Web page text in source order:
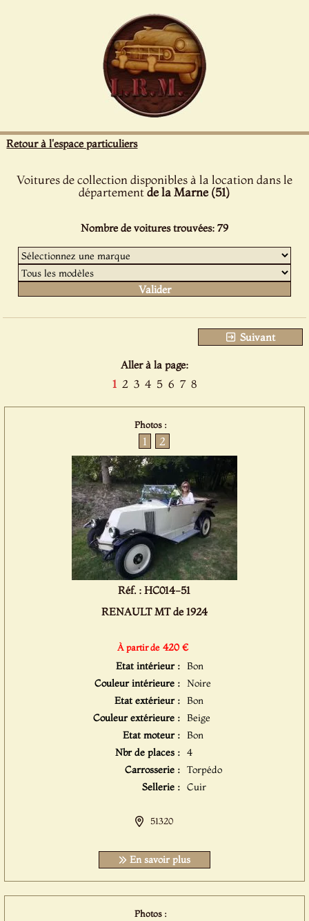
Retour à l'espace particuliers
Voitures de collection disponibles à la location dans le
départementde la Marne (51)
Nombre de voitures trouvées: 79
Suivant
Aller à la page:
1 2 3 4 5 6 7 8
Photos :
1 2
Réf. : HC014-51
RENAULT MT de 1924
À partir de 420 €
Etat intérieur : Bon
Couleur intérieure : Noire
Etat extérieur : Bon
Couleur extérieure : Beige
Etat moteur : Bon
Nbr de places : 4
Carrosserie : Torpédo
Sellerie : Cuir
51320
En savoir plus
Photos :